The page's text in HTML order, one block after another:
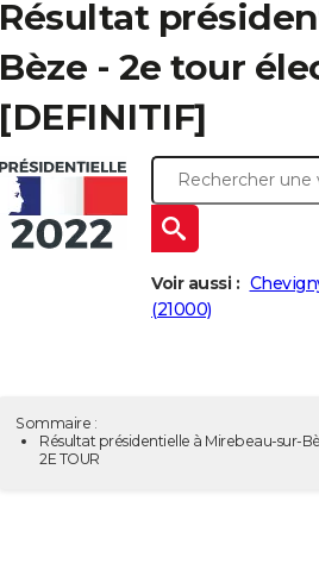
Résultat
Bèze - 2e tour
[DEFINITIF]
Voir aussi :
(21000)
Sommaire :
Résultat présidentielle à Mirebeau-sur-
2E TOUR